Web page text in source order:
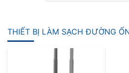
THIẾT BỊ LÀM SẠCH ĐƯỜNG